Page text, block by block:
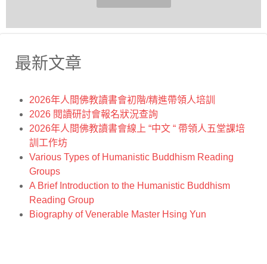
最新文章
2026年人間佛教讀書會初階/精進帶領人培訓
2026 閱讀研討會報名狀況查詢
2026年人間佛教讀書會線上 “中文 “ 帶領人五堂課培
訓工作坊
Various Types of Humanistic Buddhism Reading
Groups
A Brief Introduction to the Humanistic Buddhism
Reading Group
Biography of Venerable Master Hsing Yun